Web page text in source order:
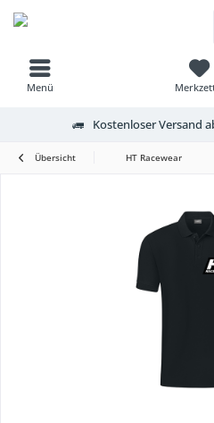
Menü
Kostenloser Versand
Übersicht HT Racewear